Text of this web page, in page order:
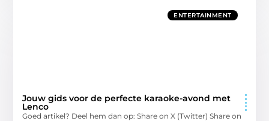
ENTERTAINMENT
Jouw gids voor de perfecte karaoke-avond met
Lenco
Goed artikel? Deel hem dan op: Share on X (Twitter) Share on